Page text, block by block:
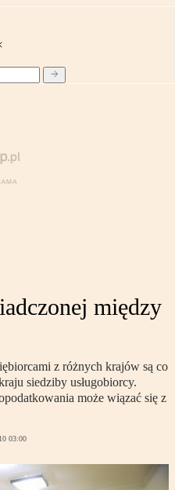
między
z różnych krajów są co
siedziby usługobiorcy.
może wiązać się z
03:00